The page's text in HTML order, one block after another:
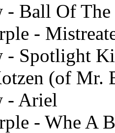
- Ball Of
-
- Spotlight
(of Mr.
- Ariel
- Whe A